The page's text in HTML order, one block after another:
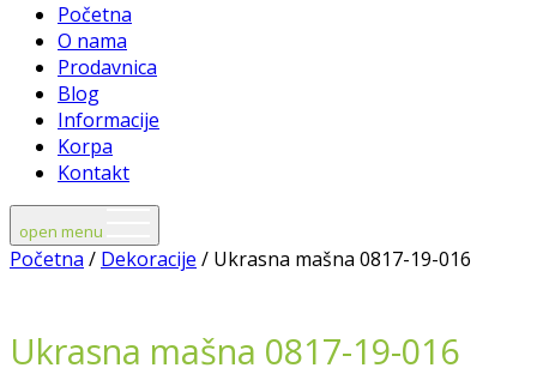
Početna
O nama
Prodavnica
Blog
Informacije
Korpa
Kontakt
open menu
Početna / Dekoracije / Ukrasna mašna 0817-19-016
Ukrasna mašna 0817-19-016